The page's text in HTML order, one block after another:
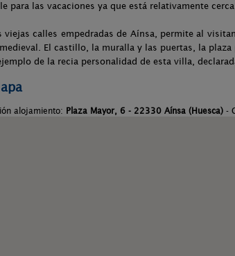
para las vacaciones ya que está relativamente
viejas calles empedradas de Aínsa, permite al
El castillo, la muralla y las puertas, la
de la recia personalidad de esta villa,
alojamiento: Plaza Mayor, 6 - 22330 Aínsa (Huesca) -